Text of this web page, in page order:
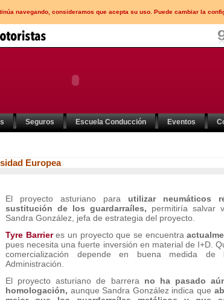
navegando, consideramos que acepta su uso. Puede cambiar la
Seguros Escuela Conducción Eventos
Europea
El proyecto asturiano para utilizar neumáticos
sustitución de los guardarraíles, permitiría salvar
Sandra González, jefa de estrategia del proyecto.
Tyre Barrieres un proyecto que se encuentra
pues necesita una fuerte inversión en material de I+D.
comercialización depende en buena medida
Administración.
El proyecto asturiano de barrera no ha pasado
homologación, aunque Sandra González indica que